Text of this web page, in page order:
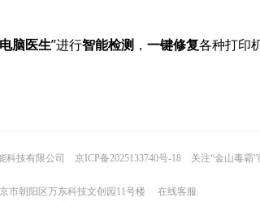
脑医生”进行智能检测 ， 一键修复各种打印
科技有限公司 京ICP备2025133740号-18 关注“金山毒霸
市朝阳区万东科技文创园11号楼 在线客服